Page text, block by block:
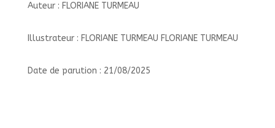
Auteur : FLORIANE TURMEAU
Illustrateur : FLORIANE TURMEAU FLORIANE TURMEAU
Date de parution : 21/08/2025